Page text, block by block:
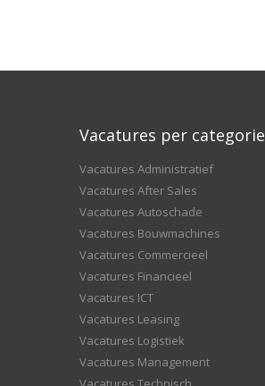
Vacatures per categorie
Vacatures Administratief
Vacatures After Sales
Vacatures Autoschade
Vacatures Bouwmachines
Vacatures Commercieel
Vacatures Financieel
Vacatures ICT
Vacatures Leasing
Vacatures Logistiek
Vacatures Management